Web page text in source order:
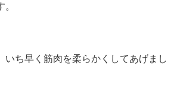
いち早く筋肉を柔らかくしてあげまし